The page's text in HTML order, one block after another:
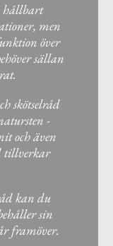
hållbart
men
över
sällan
skötselråd
-
och även
tillverkar
kan du
sin
framöver.